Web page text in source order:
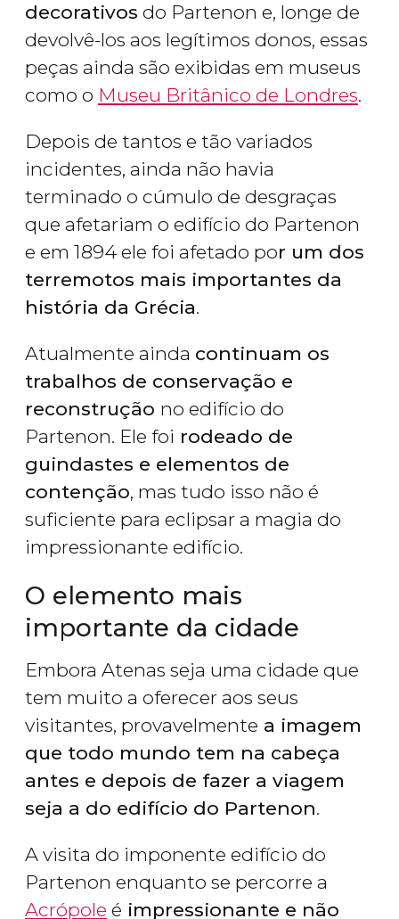
decorativos do Partenon e, longe de
devolvê-los aos legítimos donos, essas
peças ainda são exibidas em museus
como o Museu Britânico de Londres.
Depois de tantos e tão variados
incidentes, ainda não havia
terminado o cúmulo de desgraças
que afetariam o edifício do Partenon
e em 1894 ele foi afetado por um dos
terremotos mais importantes da
história da Grécia.
Atualmente ainda continuam os
trabalhos de conservação e
reconstrução no edifício do
Partenon. Ele foi rodeado de
guindastes e elementos de
contenção, mas tudo isso não é
suficiente para eclipsar a magia do
impressionante edifício.
O elemento mais
importante da cidade
Embora Atenas seja uma cidade que
tem muito a oferecer aos seus
visitantes, provavelmente a imagem
que todo mundo tem na cabeça
antes e depois de fazer a viagem
seja a do edifício do Partenon.
A visita do imponente edifício do
Partenon enquanto se percorre a
Acrópole é impressionante e não